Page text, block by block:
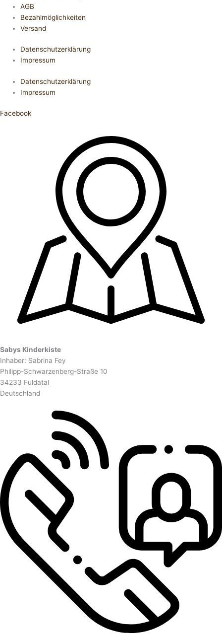
AGB
Bezahlmöglichkeiten
Versand
Datenschutzerklärung
Impressum
Datenschutzerklärung
Impressum
Facebook
Sabys Kinderkiste
Inhaber: Sabrina Fey
Philipp-Schwarzenberg-Straße 10
34233 Fuldatal
Deutschland